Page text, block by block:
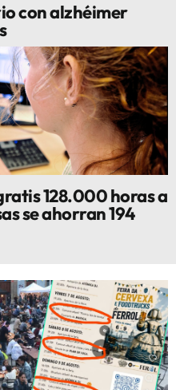
con alzhéimer
128.000 horas a
se ahorran 194